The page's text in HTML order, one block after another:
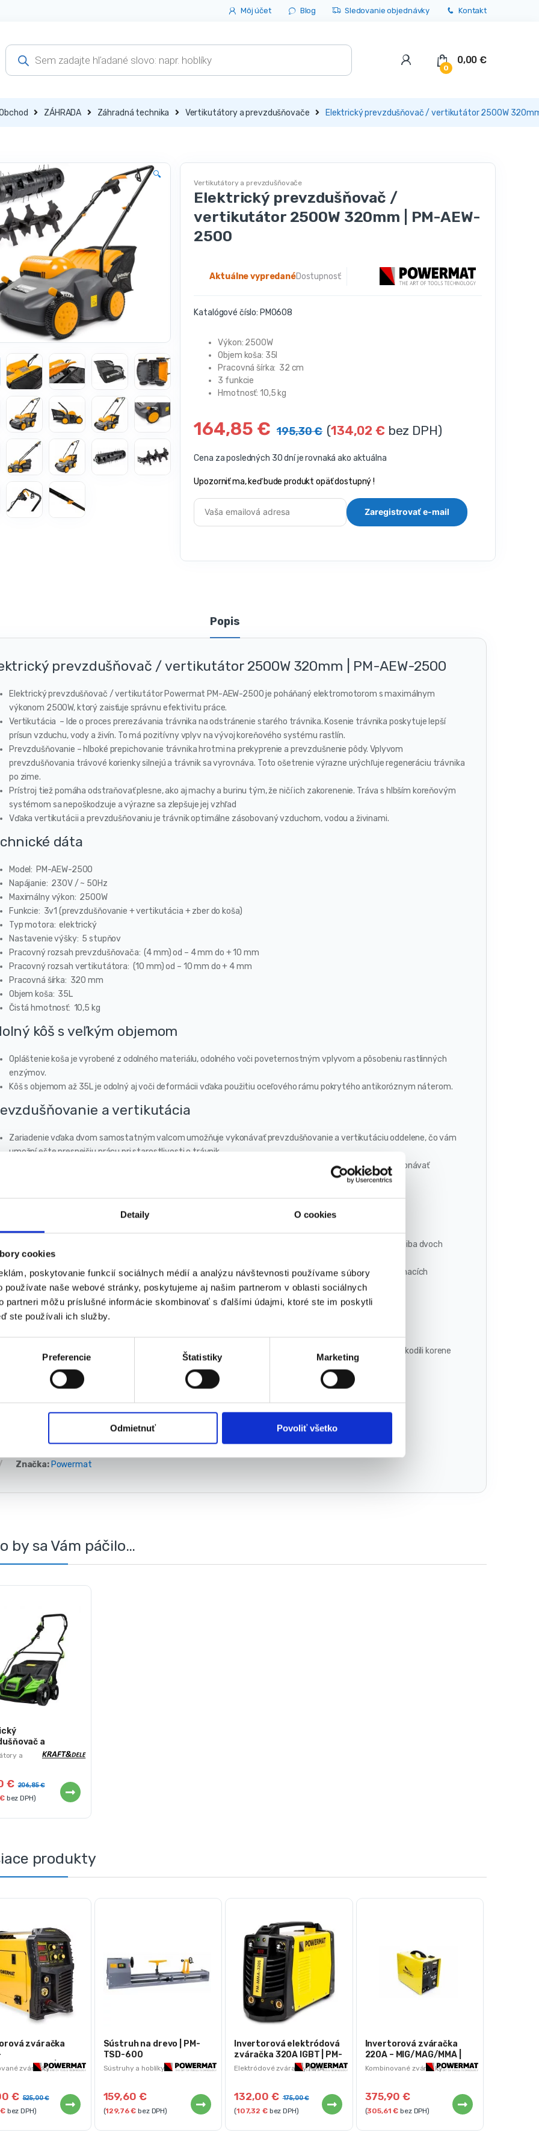
Detaily O cookies
cookies
poskytovanie funkcií sociálnych médií a analýzu návštevnosti používame súbory
používate naše webové stránky, poskytujeme aj našim partnerom v oblasti sociálnych
partneri môžu príslušné informácie skombinovať s ďalšími údajmi, ktoré ste im poskytli
ste používali ich služby.
Preferencie Štatistiky Marketing
Odmietnuť Povoliť všetko
Môj účet Blog Sledovanie objednávky Kontakt
Products
search
0
0,00€
ZÁHRADA Záhradná technika Vertikutátory a prevzdušňovače Elektrický prevzdušňovač / vertikutátor 2500W
🔍
Vertikutátory a prevzdušňovače
Elektrický prevzdušňovač /
vertikutátor 2500W 320mm | PM-AEW-
2500
Dostupnosť:
Aktuálne vypredané
Katalógové číslo: PM0608
Výkon: 2500W
Objem koša: 35l
Pracovná šírka: 32 cm
3 funkcie
Hmotnosť: 10,5 kg
164,85 € 195,30€ (134,02 € bez DPH)
Cena za posledných 30 dní je rovnaká ako aktuálna
Upozorniť ma, keď bude produkt opäť dostupný !
Popis
prevzdušňovač / vertikutátor 2500W 320mm | PM-AEW-2500
Elektrický prevzdušňovač / vertikutátor Powermat PM-AEW-2500 je poháňaný elektromotorom s maximálnym
výkonom 2500W, ktorý zaisťuje správnu efektivitu práce.
Vertikutácia – Ide o proces prerezávania trávnika na odstránenie starého trávnika. Kosenie trávnika poskytuje lepší
prísun vzduchu, vody a živín. To má pozitívny vplyv na vývoj koreňového systému rastlín.
Prevzdušňovanie – hlboké prepichovanie trávnika hrotmi na prekyprenie a prevzdušnenie pôdy. Vplyvom
prevzdušňovania trávové korienky silnejú a trávnik sa vyrovnáva. Toto ošetrenie výrazne urýchľuje regeneráciu trávnika
po zime.
Prístroj tiež pomáha odstraňovať plesne, ako aj machy a burinu tým, že ničí ich zakorenenie. Tráva s hlbším koreňovým
systémom sa nepoškodzuje a výrazne sa zlepšuje jej vzhľad
Vďaka vertikutácii a prevzdušňovaniu je trávnik optimálne zásobovaný vzduchom, vodou a živinami.
dáta
Model: PM-AEW-2500
Napájanie: 230V / ~ 50Hz
Maximálny výkon: 2500W
Funkcie: 3v1 (prevzdušňovanie + vertikutácia + zber do koša)
Typ motora: elektrický
Nastavenie výšky: 5 stupňov
Pracovný rozsah prevzdušňovača: (4 mm) od – 4 mm do + 10 mm
Pracovný rozsah vertikutátora: (10 mm) od – 10 mm do + 4 mm
Pracovná šírka: 320 mm
Objem koša: 35L
Čistá hmotnosť: 10,5 kg
kôš s veľkým objemom
Opláštenie koša je vyrobené z odolného materiálu, odolného voči poveternostným vplyvom a pôsobeniu rastlinných
enzýmov.
Kôš s objemom až 35L je odolný aj voči deformácii vďaka použitiu oceľového rámu pokrytého antikoróznym náterom.
a vertikutácia
Zariadenie vďaka dvom samostatným valcom umožňuje vykonávať prevzdušňovanie a vertikutáciu oddelene, čo vám
umožní ešte presnejšiu prácu pri starostlivosti o trávnik.
Vertikutáciu vykonávame najmä na jar a na jeseň, pričom prevzdušňovanie je proces, ktorý je možné vykonávať
pracovných valcov
Montážny systém pracovných valcov je jednoduchý a spoľahlivý. Hriadele sa demontujú odskrutkovaním iba dvoch
skrutiek a odstránením prítlačnej svorky.
Tento typ riešenia prevyšuje spoľahlivosť všetkých beznástrojových systémov založených na rýchloupínacích
zariadeniach a prackách.
krokové nastavenie pracovnej hĺbky
Pracovnú hĺbku vertikutátora, prevzdušňovača je možné nastaviť v piatich polohách.
Skontrolujte správnu pracovnú polohu, aby vertikutačné nože a prevzdušňovacie pružiny trávnika nepoškodili korene
Značka: Powermat
by sa Vám páčilo…
a
a
–
€ 206,85€
€bez DPH)
produkty
zváračky
zváračka
TIG/MMA | PM-
€ 525,00€
€bez DPH)
Sústruhy a hoblíky
Sústruh na drevo | PM-
TSD-600
159,60 €
(129,76€ bez DPH)
Elektródové zváračky MMA
Invertorová elektródová
zváračka 320A IGBT | PM-
MMA-320S
132,00€ 175,00€
(107,32 €bez DPH)
Kombinované zváračky
Invertorová zváračka
220A – MIG/MAG/MMA |
PM-IMG-220G
375,90 €
(305,61€ bez DPH)